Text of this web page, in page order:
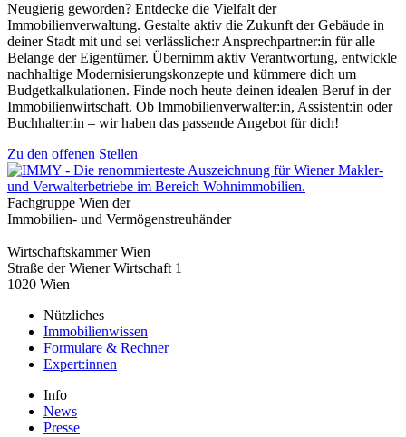
Neugierig geworden? Entdecke die Vielfalt der
Immobilienverwaltung. Gestalte aktiv die Zukunft der Gebäude in
deiner Stadt mit und sei verlässliche:r Ansprechpartner:in für alle
Belange der Eigentümer. Übernimm aktiv Verantwortung, entwickle
nachhaltige Modernisierungskonzepte und kümmere dich um
Budgetkalkulationen. Finde noch heute deinen idealen Beruf in der
Immobilienwirtschaft. Ob Immobilienverwalter:in, Assistent:in oder
Buchhalter:in – wir haben das passende Angebot für dich!
Zu den offenen Stellen
Fachgruppe Wien der
Immobilien- und Vermögenstreuhänder
Wirtschaftskammer Wien
Straße der Wiener Wirtschaft 1
1020 Wien
Nützliches
Immobilienwissen
Formulare & Rechner
Expert:innen
Info
News
Presse